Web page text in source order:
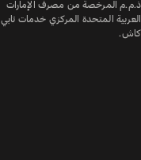
ذ.م.م المرخصة من مصرف الإمارات
العربية المتحدة المركزي خدمات تابي
كاش.